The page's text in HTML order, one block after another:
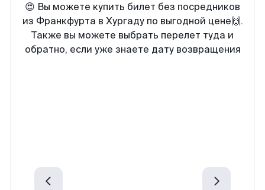
😍 Вы можете купить билет без посредников
из Франкфурта в Хургаду по выгодной цене🙌.
Также вы можете выбрать перелет туда и
обратно, если уже знаете дату возвращения